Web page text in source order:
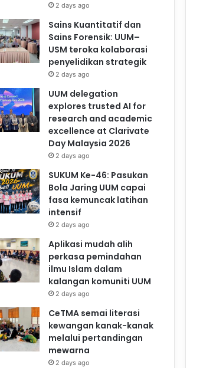
2 days ago
Sains Kuantitatif dan
Sains Forensik: UUM–
USM teroka kolaborasi
penyelidikan strategik
2 days ago
UUM delegation
explores trusted AI for
research and academic
excellence at Clarivate
Day Malaysia 2026
2 days ago
SUKUM Ke-46: Pasukan
Bola Jaring UUM capai
fasa kemuncak latihan
intensif
2 days ago
Aplikasi mudah alih
perkasa pemindahan
ilmu Islam dalam
kalangan komuniti UUM
2 days ago
CeTMA semai literasi
kewangan kanak-kanak
melalui pertandingan
mewarna
2 days ago